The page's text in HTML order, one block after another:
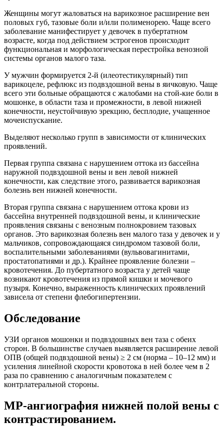
Женщины могут жаловаться на варикозное расширение вен
половых губ, тазовые боли и/или полименорею. Чаще всего
заболевание манифестирует у девочек в пубертатном
возрасте, когда под действием эстрогенов происходит
функциональная и морфологическая перестройка венозной
системы органов малого таза.
У мужчин формируется 2-й (илеотестикулярный) тип
варикоцеле, рефлюкс из подвздошной вены в яичковую. Чаще
всего эти больные обращаются с жалобами на стой-кие боли в
мошонке, в области таза и промежности, в левой нижней
конечности, неустойчивую эрекцию, бесплодие, учащенное
мочеиспускание.
Выделяют несколько групп в зависимости от клинических
проявлений.
Первая группа связана с нарушением оттока из бассейна
наружной подвздошной вены и вен левой нижней
конечности, как следствие этого, развивается варикозная
болезнь вен нижней конечности.
Вторая группа связана с нарушением оттока крови из
бассейна внутренней подвздошной вены, и клинические
проявления связаны с венозным полнокровием тазовых
органов. Это варикозная болезнь вен малого таза у девочек и у
мальчиков, сопровождающаяся синдромом тазовой боли,
воспалительными заболеваниями (вульвовагинитами,
простатопатиями и др.). Крайнее проявление болезни –
кровотечения. До пубертатного возраста у детей чаще
возникают кровотечения из прямой кишки и мочевого
пузыря. Конечно, выраженность клинических проявлений
зависела от степени флебогипертензии.
Обследование
УЗИ органов мошонки и подвздошных вен таза с обеих
сторон. В большинстве случаев выявляется расширение левой
ОПВ (общей подвздошной вены) ≥ 2 см (норма – 10–12 мм) и
усиления линейной скорости кровотока в ней более чем в 2
раза по сравнению с аналогичным показателем с
контрлатеральной стороны.
МР-ангиография нижней полой вены с
контрастированием.